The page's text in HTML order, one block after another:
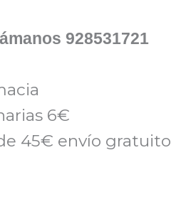
928531721
6€
45€ envío gratuito